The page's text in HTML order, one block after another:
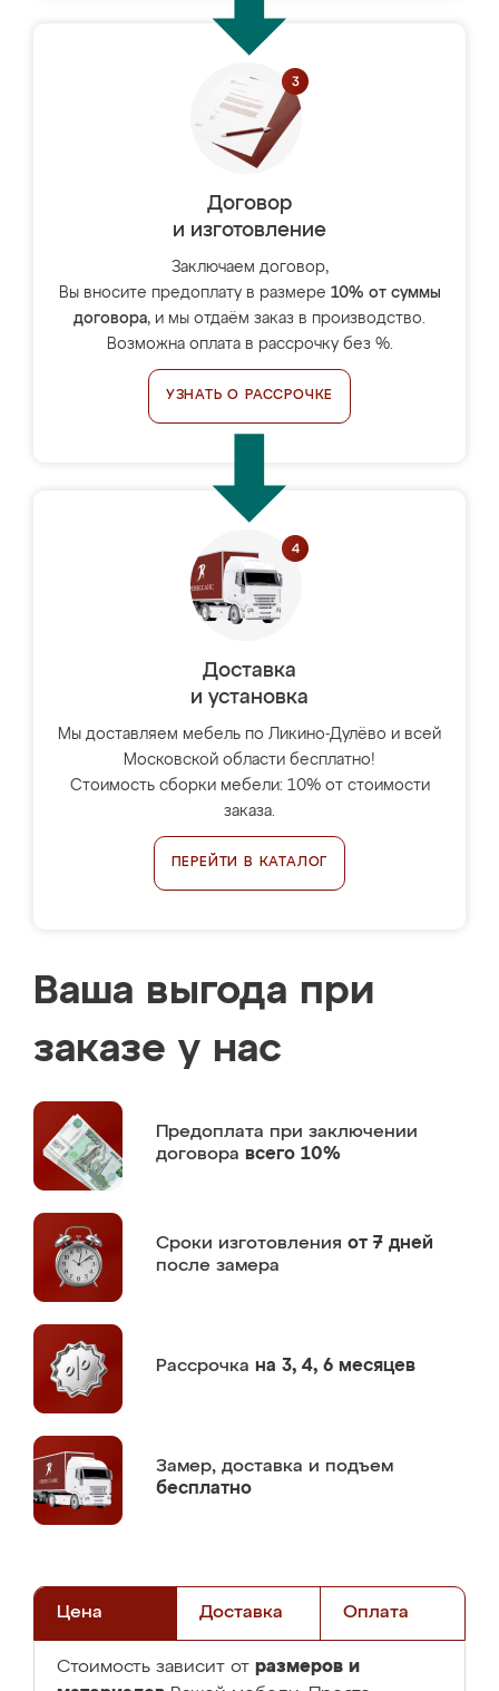
Договор
и изготовление
Заключаем договор,
Вы вносите предоплату в размере 10% от суммы
договора, и мы отдаём заказ в производство.
Возможна оплата в рассрочку без %.
УЗНАТЬ О РАССРОЧКЕ
Доставка
и установка
Мы доставляем мебель по Ликино-Дулёво и всей
Московской области бесплатно!
Стоимость сборки мебели: 10% от стоимости
заказа.
ПЕРЕЙТИ В КАТАЛОГ
Ваша выгода при
заказе у нас
Предоплата при заключении
договора всего 10%
Сроки изготовления от 7 дней
после замера
Рассрочка на 3, 4, 6 месяцев
Замер, доставка и подъем
бесплатно
Цена Доставка Оплата
Стоимость зависит от размеров и